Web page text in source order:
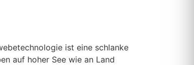
ist eine schlanke
auf hoher See wie an Land